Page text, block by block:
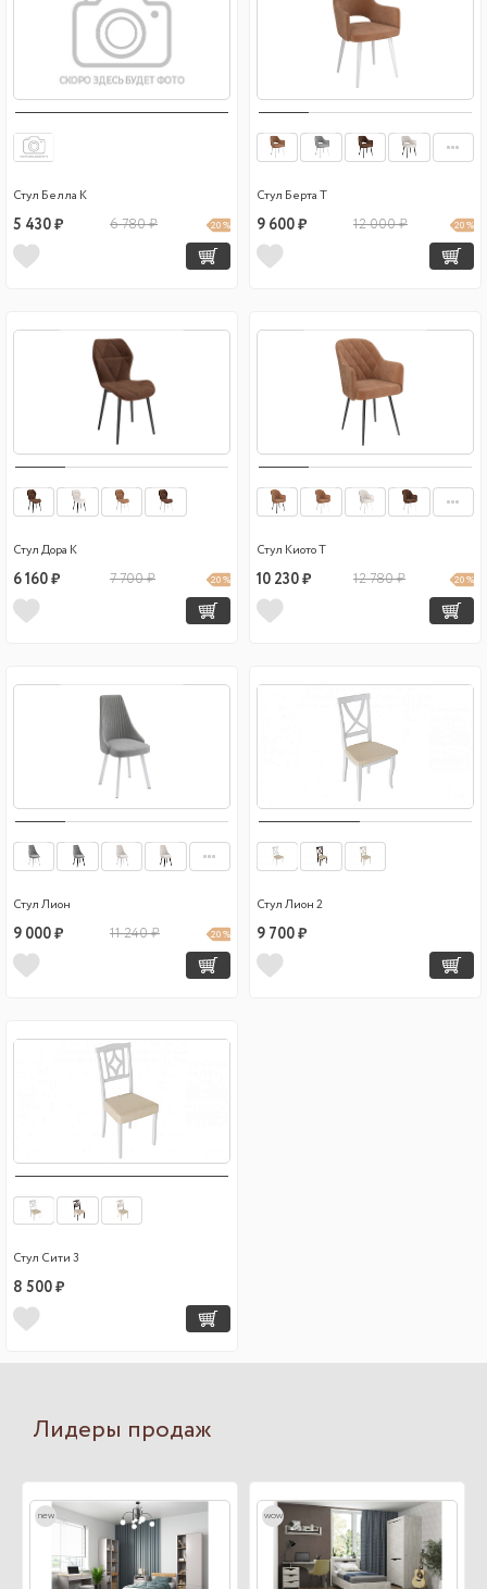
Стул Белла К
5 430 ₽ 6 780 ₽ 20 %
Стул Берта Т
9 600 ₽ 12 000 ₽ 20 %
Стул Дора К
6 160 ₽ 7 700 ₽ 20 %
Стул Киото Т
10 230 ₽ 12 780 ₽ 20 %
Стул Лион
9 000 ₽ 11 240 ₽ 20 %
Стул Лион 2
9 700 ₽
Стул Сити 3
8 500 ₽
Лидеры продаж
new wow